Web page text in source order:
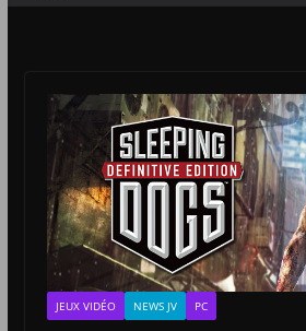
JEUX VIDÉO NEWS JV PC